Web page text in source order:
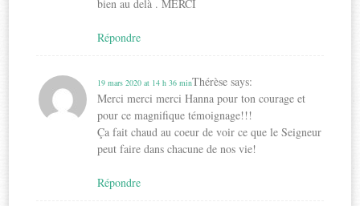
bien au delà . MERCI
Répondre
Thérèse says:
19 mars 2020 at 14 h 36 min
Merci merci merci Hanna pour ton courage et
pour ce magnifique témoignage!!!
Ça fait chaud au coeur de voir ce que le Seigneur
peut faire dans chacune de nos vie!
Répondre